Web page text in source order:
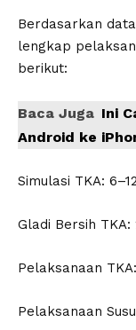
Berdasarkan
lengkap
berikut:
Baca Juga Ini
Android ke
Simulasi TKA:
Gladi Bersih TKA:
Pelaksanaan
Pelaksanaan